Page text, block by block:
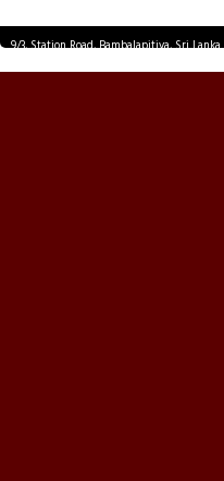
9/3, Station Road, Bambalapitiya, Sri Lanka.